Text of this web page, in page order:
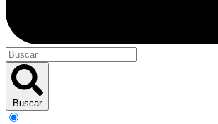
Buscar